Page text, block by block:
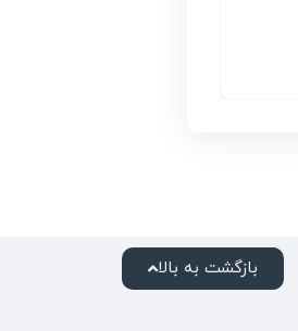
بازگشت به بالا